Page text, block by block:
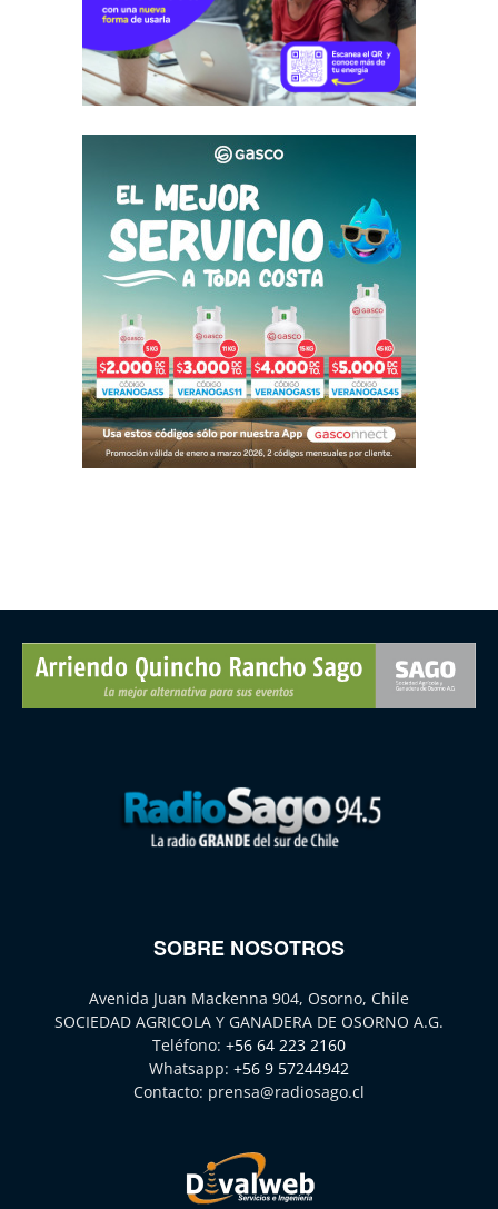
SOBRE NOSOTROS
Avenida Juan Mackenna 904, Osorno, Chile
SOCIEDAD AGRICOLA Y GANADERA DE OSORNO A.G.
Teléfono: +56 64 223 2160
Whatsapp: +56 9 57244942
Contacto: prensa@radiosago.cl